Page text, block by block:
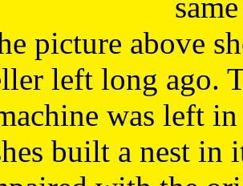
picture above
left long ago.
was left
built a nest in